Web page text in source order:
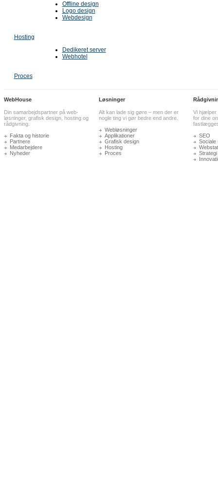
Offline design
Logo design
Webdesign
Hosting
Dedikeret server
Webhotel
Proces
WebHouse
Din samarbejdspartner på web-
løsninger, grafisk design, hosting og
rådgivning.
Fakta og historie
Partnere
Medarbejdere
Nyheder
Løsninger
Alt kan lade sig gøre – men der er
nogle ting vi gør bedre end andre.
Webløsninger
Applikationer
Grafisk design
Hosting
Proces
Vi hjælper
for dine
SEO
Sociale
Strategi